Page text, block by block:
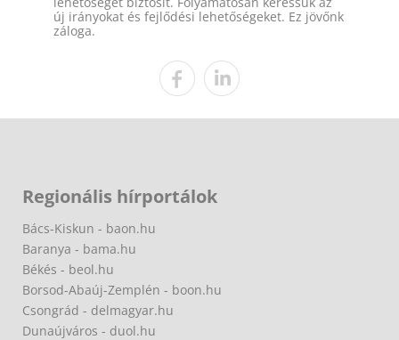
új irányokat és fejlődési lehetőségeket. Ez jövőnk
záloga.
Regionális hírportálok
Bács-Kiskun - baon.hu
Baranya - bama.hu
Békés - beol.hu
Borsod-Abaúj-Zemplén - boon.hu
Csongrád - delmagyar.hu
Dunaújváros - duol.hu